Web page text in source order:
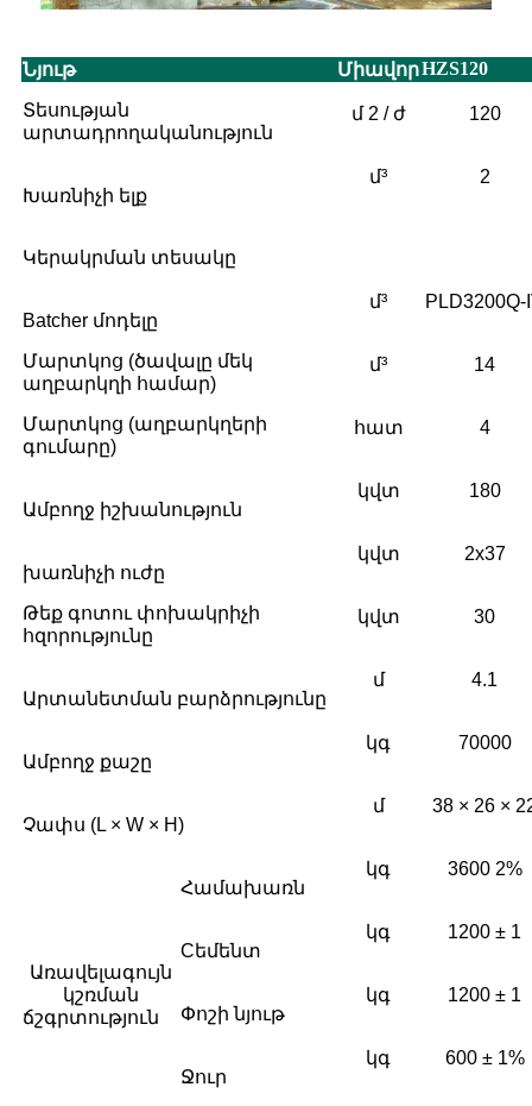
Նյութ ՄիավորHZS120
Տեսության
արտադրողականություն
մ 2 / ժ 120
Խառնիչի ելք
մ³ 2
Կերակրման տեսակը
Batcher մոդելը
մ³ PLD3200Q-
Մարտկոց (ծավալը մեկ
աղբարկղի համար)
մ³ 14
Մարտկոց (աղբարկղերի
գումարը)
հատ 4
Ամբողջ իշխանություն
կվտ 180
խառնիչի ուժը
կվտ 2x37
Թեք գոտու փոխակրիչի
հզորությունը
կվտ 30
Արտանետման բարձրությունը
մ 4.1
Ամբողջ քաշը
կգ 70000
Չափս (L × W × H)
մ 38 × 26 ×
Առավելագույն
կշռման
ճշգրտություն
Համախառն
կգ 3600 2%
Cեմենտ
կգ 1200 ± 1
Փոշի նյութ
կգ 1200 ± 1
Ջուր
կգ 600 ± 1%